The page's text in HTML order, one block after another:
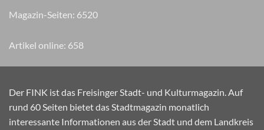
Magazin-Seiten: 7540
Artikel online: 658
Der FINK ist das Freisinger Stadt- und Kulturmagazin. Auf
rund 60 Seiten bietet das Stadtmagazin monatlich
interessante Informationen aus der Stadt und dem Landkreis